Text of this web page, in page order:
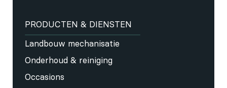
PRODUCTEN & DIENSTEN
Landbouw mechanisatie
Onderhoud & reiniging
Occasions